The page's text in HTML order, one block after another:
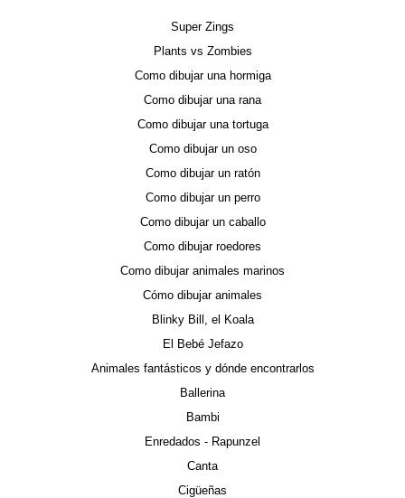
Super Zings
Plants vs Zombies
Como dibujar una hormiga
Como dibujar una rana
Como dibujar una tortuga
Como dibujar un oso
Como dibujar un ratón
Como dibujar un perro
Como dibujar un caballo
Como dibujar roedores
Como dibujar animales marinos
Cómo dibujar animales
Blinky Bill, el Koala
El Bebé Jefazo
Animales fantásticos y dónde encontrarlos
Ballerina
Bambi
Enredados - Rapunzel
Canta
Cigüeñas